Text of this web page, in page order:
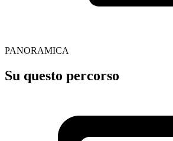
PANORAMICA
Su questo percorso